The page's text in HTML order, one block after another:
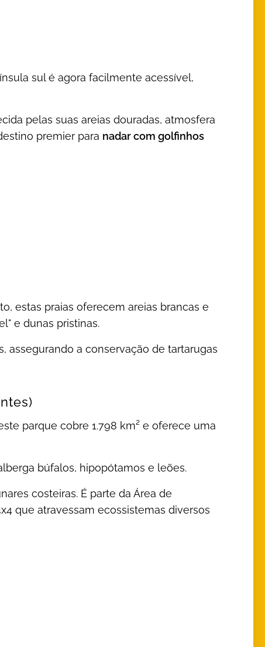
sul é agora facilmente acessível,
pelas suas areias douradas, atmosfera
premier para nadar com golfinhos
estas praias oferecem areias brancas e
e dunas pristinas.
assegurando a conservação de tartarugas
parque cobre 1.798 km² e oferece uma
búfalos, hipopótamos e leões.
costeiras. É parte da Área de
que atravessam ecossistemas diversos